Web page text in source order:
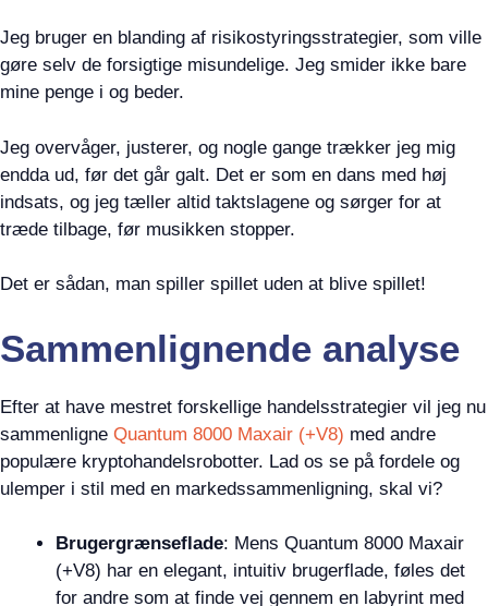
Jeg bruger en blanding af risikostyringsstrategier, som ville
gøre selv de forsigtige misundelige. Jeg smider ikke bare
mine penge i og beder.
Jeg overvåger, justerer, og nogle gange trækker jeg mig
endda ud, før det går galt. Det er som en dans med høj
indsats, og jeg tæller altid taktslagene og sørger for at
træde tilbage, før musikken stopper.
Det er sådan, man spiller spillet uden at blive spillet!
Sammenlignende analyse
Efter at have mestret forskellige handelsstrategier vil jeg nu
sammenligne Quantum 8000 Maxair (+V8) med andre
populære kryptohandelsrobotter. Lad os se på fordele og
ulemper i stil med en markedssammenligning, skal vi?
Brugergrænseflade: Mens Quantum 8000 Maxair
(+V8) har en elegant, intuitiv brugerflade, føles det
for andre som at finde vej gennem en labyrint med